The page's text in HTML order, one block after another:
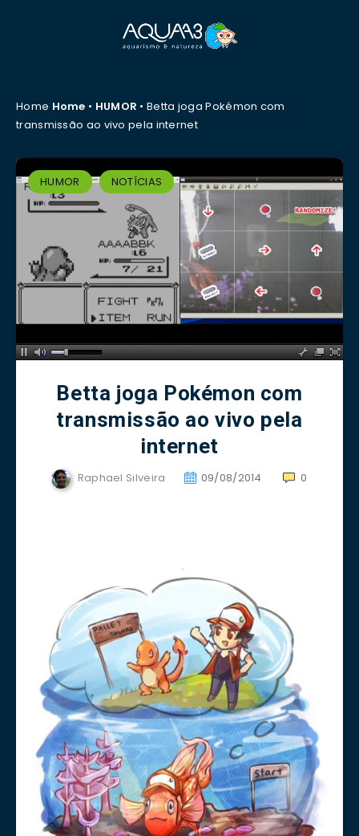
Home Home • HUMOR •Betta joga Pokémon com
transmissão ao vivo pela internet
HUMOR NOTÍCIAS
Betta joga Pokémon com
transmissão ao vivo pela
internet
Raphael Silveira 09/08/2014 0